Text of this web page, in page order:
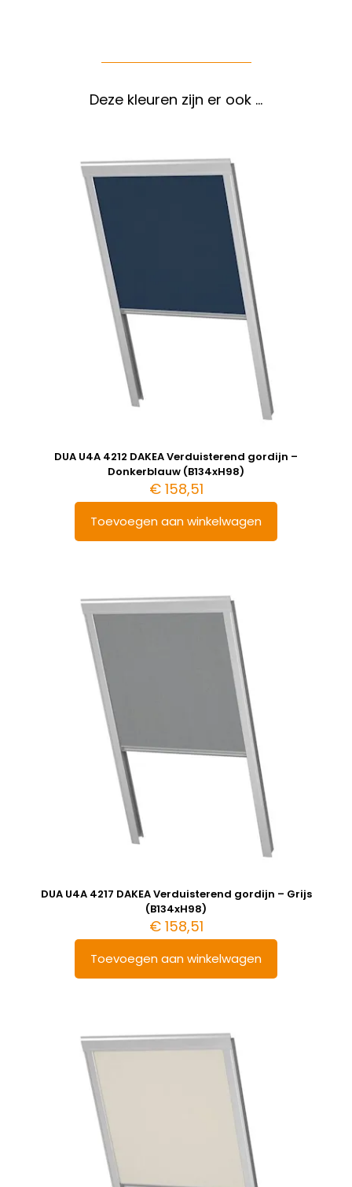
Deze kleuren zijn er ook …
DUA U4A 4212 DAKEA Verduisterend gordijn –
Donkerblauw (B134xH98)
€158,51
Toevoegen aan winkelwagen
DUA U4A 4217 DAKEA Verduisterend gordijn – Grijs
(B134xH98)
€158,51
Toevoegen aan winkelwagen